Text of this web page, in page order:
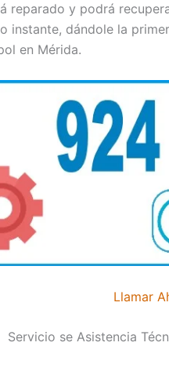
reparado y podrá
instante, dándole la
en Mérida.
Llamar
Servicio se Asistencia